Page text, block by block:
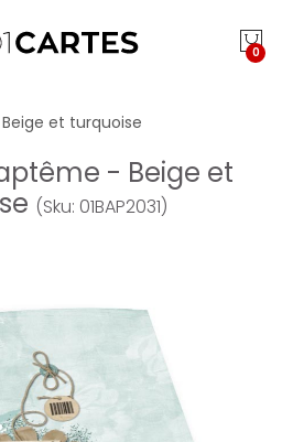
0
Beige et turquoise
- Beige et
(Sku: 01BAP2031)